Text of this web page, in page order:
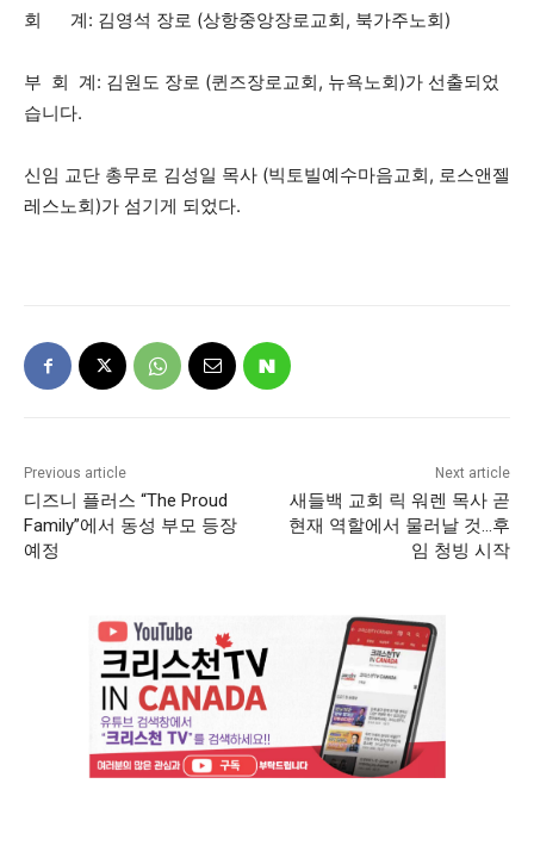
회 계: 김영석 장로 (상항중앙장로교회, 북가주노회)
부 회 계: 김원도 장로 (퀸즈장로교회, 뉴욕노회)가 선출되었
습니다.
신임 교단 총무로 김성일 목사 (빅토빌예수마음교회, 로스앤젤
레스노회)가 섬기게 되었다.
Previous article
디즈니 플러스 “The Proud
Family”에서 동성 부모 등장
예정
Next article
새들백 교회 릭 워렌 목사 곧
현재 역할에서 물러날 것…후
임 청빙 시작